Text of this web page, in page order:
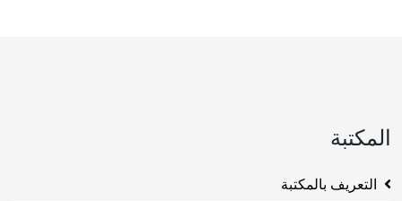
المكتبة
التعريف بالمكتبة